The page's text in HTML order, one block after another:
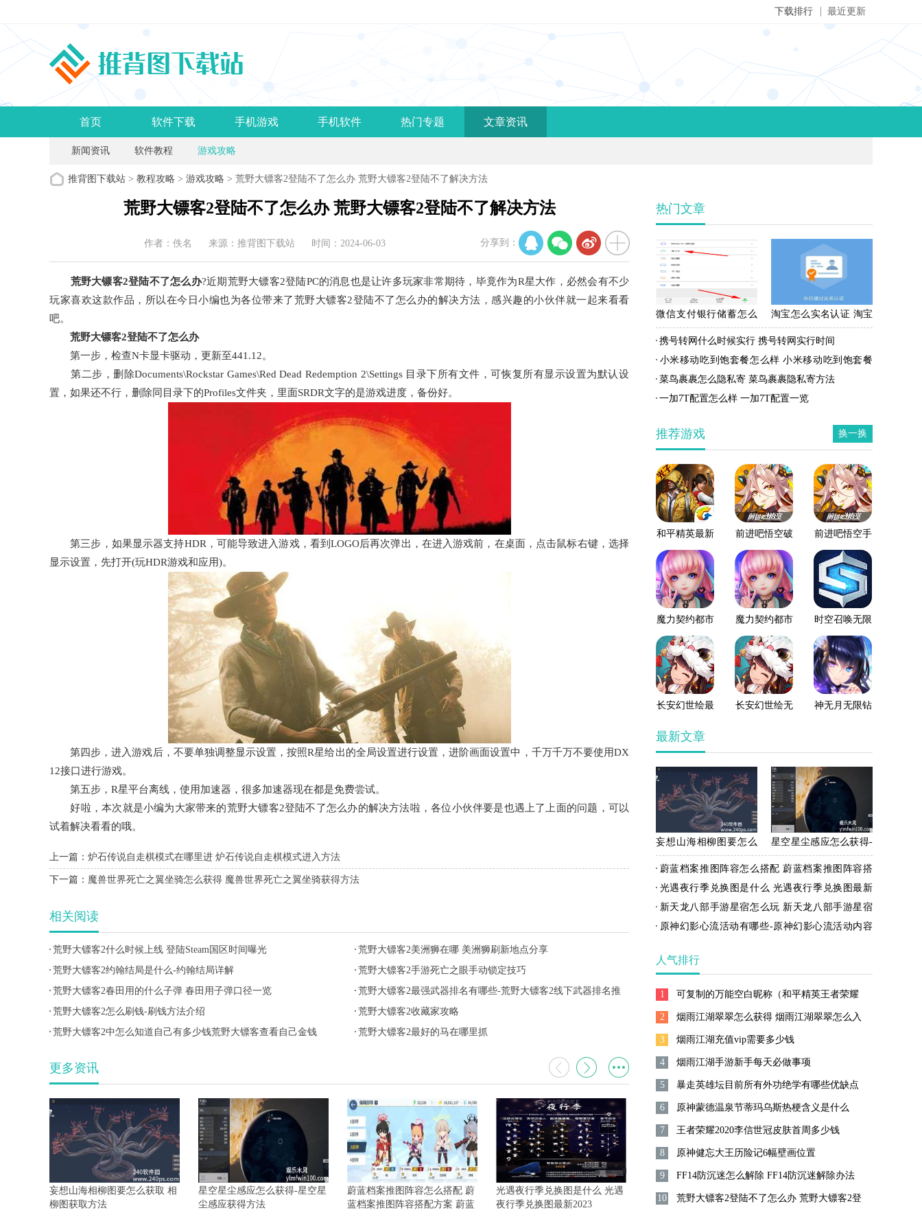
最近更新
下载排行
首页 软件下载 手机游戏 手机软件 热门专题 文章资讯
新闻资讯 软件教程 游戏攻略
推背图下载站 > 教程攻略 > 游戏攻略 > 荒野大镖客2登陆不了怎么办 荒野大镖客2登陆不了解决方法
荒野大镖客2登陆不了怎么办 荒野大镖客2登陆不了解决方法
作者：佚名 来源：推背图下载站 时间：2024-06-03
荒野大镖客2登陆不了怎么办?近期荒野大镖客2登陆PC的消息也是让许多玩家非常期待，毕竟作为R星大作，必然会有不少
玩家喜欢这款作品，所以在今日小编也为各位带来了荒野大镖客2登陆不了怎么办的解决方法，感兴趣的小伙伴就一起来看看
吧。
荒野大镖客2登陆不了怎么办
第一步，检查N卡显卡驱动，更新至441.12。
第二步，删除Documents\Rockstar Games\Red Dead Redemption 2\Settings 目录下所有文件，可恢复所有显示设置为默认设
置，如果还不行，删除同目录下的Profiles文件夹，里面SRDR文字的是游戏进度，备份好。
第三步，如果显示器支持HDR，可能导致进入游戏，看到LOGO后再次弹出，在进入游戏前，在桌面，点击鼠标右键，选择
显示设置，先打开(玩HDR游戏和应用)。
第四步，进入游戏后，不要单独调整显示设置，按照R星给出的全局设置进行设置，进阶画面设置中，千万千万不要使用DX
12接口进行游戏。
第五步，R星平台离线，使用加速器，很多加速器现在都是免费尝试。
好啦，本次就是小编为大家带来的荒野大镖客2登陆不了怎么办的解决方法啦，各位小伙伴要是也遇上了上面的问题，可以
试着解决看看的哦。
分享到：
上一篇： 炉石传说自走棋模式在哪里进 炉石传说自走棋模式进入方法
下一篇： 魔兽世界死亡之翼坐骑怎么获得 魔兽世界死亡之翼坐骑获得方法
相关阅读
荒野大镖客2什么时候上线 登陆Steam国区时间曝光
荒野大镖客2美洲狮在哪 美洲狮刷新地点分享
荒野大镖客2约翰结局是什么-约翰结局详解
荒野大镖客2手游死亡之眼手动锁定技巧
荒野大镖客2春田用的什么子弹 春田用子弹口径一览
荒野大镖客2最强武器排名有哪些-荒野大镖客2线下武器排名推
荐
荒野大镖客2怎么刷钱-刷钱方法介绍
荒野大镖客2收藏家攻略
荒野大镖客2中怎么知道自己有多少钱荒野大镖客查看自己金钱
荒野大镖客2最好的马在哪里抓
更多资讯
妄想山海相柳图要怎么获取 相
柳图获取方法
星空星尘感应怎么获得-星空星
尘感应获得方法
蔚蓝档案推图阵容怎么搭配 蔚
蓝档案推图阵容搭配方案 蔚蓝
光遇夜行季兑换图是什么 光遇
夜行季兑换图最新2023
新天龙八部手游星宿怎么玩 新
天龙八部手游星宿攻略
原神幻影心流活动有哪些-原神
幻影心流活动内容介绍一览
热门文章
微信支付银行储蓄怎么
开通 微信支付银行储蓄
开通方法
淘宝怎么实名认证 淘宝
实名认证方法
携号转网什么时候实行 携号转网实行时间
小米移动吃到饱套餐怎么样 小米移动吃到饱套餐
资费
菜鸟裹裹怎么隐私寄 菜鸟裹裹隐私寄方法
一加7T配置怎么样 一加7T配置一览
推荐游戏 换一换
和平精英最新
版
前进吧悟空破
解版
前进吧悟空手
游
魔力契约都市
幻想破解版
魔力契约都市
幻想最新版
时空召唤无限
钻石版
长安幻世绘最
长安幻世绘无
神无月无限钻
最新文章
妄想山海相柳图要怎么
获取 相柳图获取方法
星空星尘感应怎么获得-
星空星尘感应获得方法
蔚蓝档案推图阵容怎么搭配 蔚蓝档案推图阵容搭
配方案 蔚蓝档案
光遇夜行季兑换图是什么 光遇夜行季兑换图最新
2023
新天龙八部手游星宿怎么玩 新天龙八部手游星宿
攻略
原神幻影心流活动有哪些-原神幻影心流活动内容
人气排行
1 可复制的万能空白昵称（和平精英王者荣耀
能用的空白名字）
2 烟雨江湖翠翠怎么获得 烟雨江湖翠翠怎么入
队
3 烟雨江湖充值vip需要多少钱
4 烟雨江湖手游新手每天必做事项
5 暴走英雄坛目前所有外功绝学有哪些优缺点
6 原神蒙德温泉节蒂玛乌斯热梗含义是什么
7 王者荣耀2020李信世冠皮肤首周多少钱
8 原神健忘大王历险记6幅壁画位置
9 FF14防沉迷怎么解除 FF14防沉迷解除办法
10 荒野大镖客2登陆不了怎么办 荒野大镖客2登